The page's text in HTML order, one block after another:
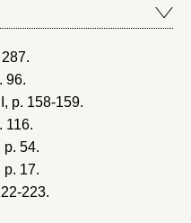
96.
p. 158-159.
116.
p. 54.
p. 17.
223.